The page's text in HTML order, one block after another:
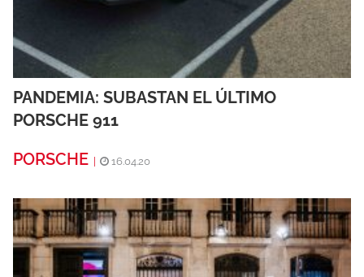
PANDEMIA: SUBASTAN EL ÚLTIMO
PORSCHE 911
PORSCHE | 16.04.20